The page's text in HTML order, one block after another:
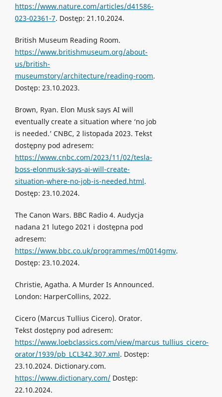
https://www.nature.com/articles/d41586-
023-02361-7. Dostęp: 21.10.2024.
British Museum Reading Room.
https://www.britishmuseum.org/about-
us/british-
museumstory/architecture/reading-room.
Dostęp: 23.10.2023.
Brown, Ryan. Elon Musk says AI will
eventually create a situation where ‘no job
is needed.’ CNBC, 2 listopada 2023. Tekst
dostępny pod adresem:
https://www.cnbc.com/2023/11/02/tesla-
boss-elonmusk-says-ai-will-create-
situation-where-no-job-is-needed.html.
Dostęp: 23.10.2024.
The Canon Wars. BBC Radio 4. Audycja
nadana 21 lutego 2021 i dostępna pod
adresem:
https://www.bbc.co.uk/programmes/m0014gmv.
Dostęp: 23.10.2024.
Christie, Agatha. A Murder Is Announced.
London: HarperCollins, 2022.
Cicero (Marcus Tullius Cicero). Orator.
Tekst dostępny pod adresem:
https://www.loebclassics.com/view/marcus_tullius_cicero-
orator/1939/pb_LCL342.307.xml. Dostęp:
23.10.2024. Dictionary.com.
https://www.dictionary.com/Dostęp:
22.10.2024.